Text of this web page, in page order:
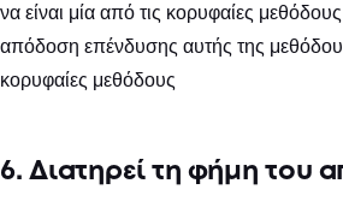
να είναι μία από τις κορυφαίες
απόδοση επένδυσης αυτής της μεθόδου
κορυφαίες μεθόδους
6. Διατηρεί τη φήμη του